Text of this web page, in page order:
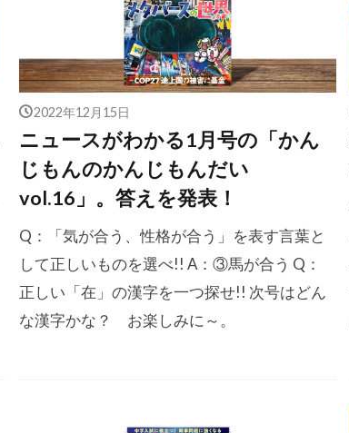
2022年12月15日
ニュースがわかる1月号の「かん
じもんのかんじもんだい
vol.16」。答えを発表！
Q：「気が合う、性格が合う」を表す言葉と
して正しいものを選べ!! A：③馬が合う Q：
正しい「在」の漢字を一つ探せ!! 次号はどん
な漢字かな？ お楽しみに～。